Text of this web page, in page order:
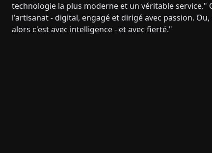
technologie la plus moderne et un véritable service."
l'artisanat - digital, engagé et dirigé avec passion.
alors c'est avec intelligence - et avec fierté."